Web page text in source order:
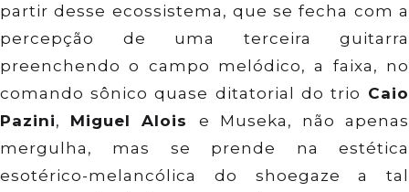
partir desse ecossistema, que se fecha com a
percepção de uma terceira guitarra
preenchendo o campo melódico, a faixa, no
comando sônico quase ditatorial do trio Caio
Pazini, Miguel Alois e Museka, não apenas
mergulha, mas se prende na estética
esotérico-melancólica do shoegaze a tal